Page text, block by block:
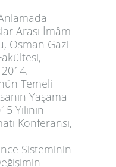
Arası İmâm
Osman Gazi
Temeli
Yaşama
Yılının
Konferansı,
Sisteminin